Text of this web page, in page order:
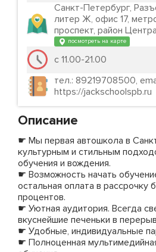
Санкт-Петербург,
литер Ж, офис 17,
проспект, район
посмотреть на карте
с 11.00-21.00
тел.: 89219708500,
https://jackschoolspb.ru
Описание
☛ Мы первая автошкола в
культурным и стильным
обучения и вождения.
☛ Возможность начать
остальная оплата в рассрочку
процентов.
☛ Уютная аудитория. Всегда
вкуснейшие печеньки в
☛ Удобные, индивидуальные
☛ Полноценная